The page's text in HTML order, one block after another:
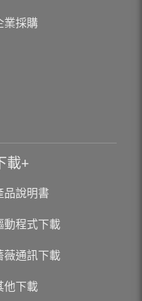
業採購
載
品說明書
動程式下載
薇通訊下載
他下載